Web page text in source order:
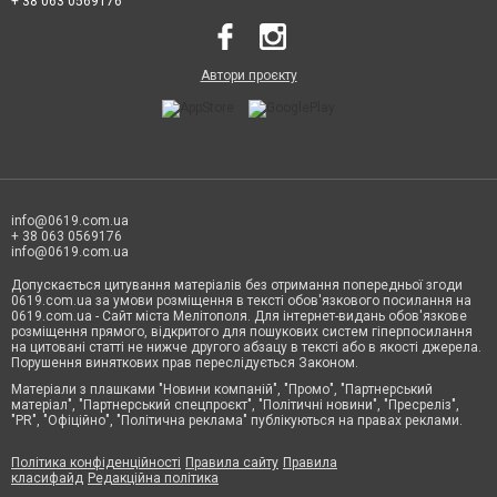
Автори проєкту
info@0619.com.ua
+ 38 063 0569176
info@0619.com.ua
Допускається цитування матеріалів без отримання попередньої згоди
0619.com.ua за умови розміщення в тексті обов'язкового посилання на
0619.com.ua - Сайт міста Мелітополя. Для інтернет-видань обов'язкове
розміщення прямого, відкритого для пошукових систем гіперпосилання
на цитовані статті не нижче другого абзацу в тексті або в якості джерела.
Порушення виняткових прав переслідується Законом.
Матеріали з плашками "Новини компаній", "Промо", "Партнерський
матеріал", "Партнерський спецпроєкт", "Політичні новини", "Пресреліз",
"PR", "Офіційно", "Політична реклама" публікуються на правах реклами.
Політика конфіденційності Правила сайту Правила
класифайд Редакційна політика